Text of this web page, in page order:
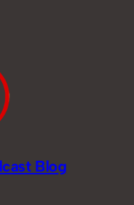
Blog